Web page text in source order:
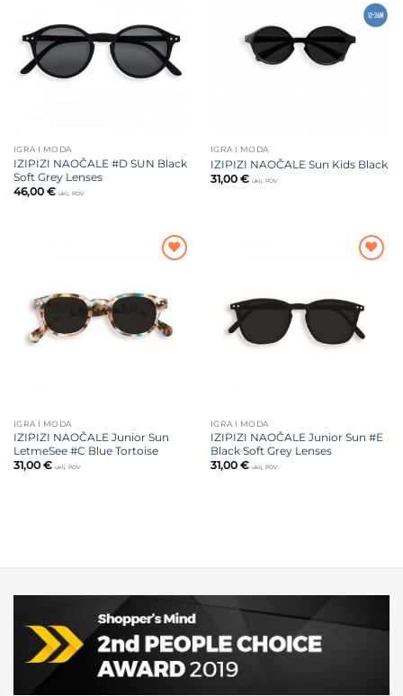
IGRA I MODA
IZIPIZI NAOČALE #D SUN Black
Soft Grey Lenses
46,00 € uklj. PDV
na listu
želja
IGRA I MODA
IZIPIZI NAOČALE Sun Kids Black
31,00 € uklj. PDV
želja
IGRA I MODA
IZIPIZI NAOČALE Junior Sun
LetmeSee #C Blue Tortoise
31,00 € uklj. PDV
IGRA I MODA
IZIPIZI NAOČALE Junior Sun #E
Black Soft Grey Lenses
31,00 € uklj. PDV